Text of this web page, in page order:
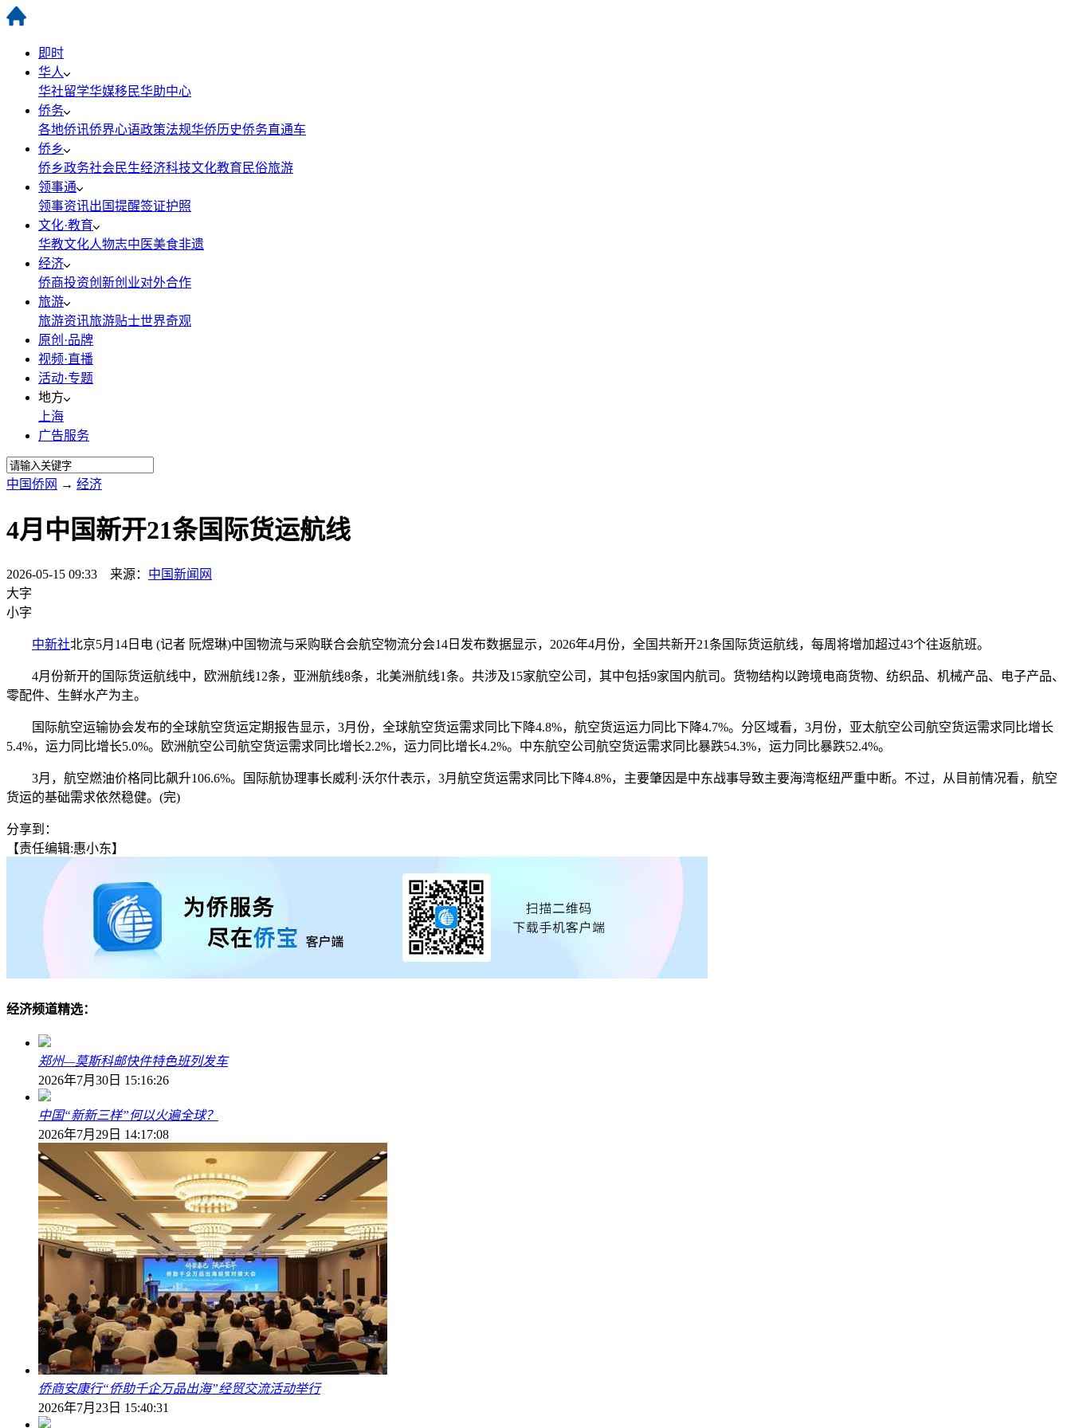
即时
华人
华社留学华媒移民华助中心
侨务
各地侨讯侨界心语政策法规华侨历史侨务直通车
侨乡
侨乡政务社会民生经济科技文化教育 民俗旅游
领事通
领事资讯出国提醒签证护照
文化·教育
华教文化人物志中医美食非遗
经济
侨商投资创新创业对外合作
旅游
旅游资讯旅游贴士世界奇观
原创·品牌
视频·直播
活动·专题
地方
上海
广告服务
中国侨网 → 经济
4月中国新开21条国际货运航线
2026-05-15 09:33 来源： 中国新闻网
大字
小字
中新社北京5月14日电 (记者 阮煜琳)中国物流与采购联合会航空物流分会14日发布数据显示，2026年4月份，全国共新开21条国际货运航线，每周将增加超过43个往返航班。
4月份新开的国际货运航线中，欧洲航线12条，亚洲航线8条，北美洲航线1条。共涉及15家航空公司，其中包括9家国内航司。货物结构以跨境电商货物、纺织品、机械产品、电子产品、
零配件、生鲜水产为主。
国际航空运输协会发布的全球航空货运定期报告显示，3月份，全球航空货运需求同比下降4.8%，航空货运运力同比下降4.7%。分区域看，3月份，亚太航空公司航空货运需求同比增长
5.4%，运力同比增长5.0%。欧洲航空公司航空货运需求同比增长2.2%，运力同比增长4.2%。中东航空公司航空货运需求同比暴跌54.3%，运力同比暴跌52.4%。
3月，航空燃油价格同比飙升106.6%。国际航协理事长威利·沃尔什表示，3月航空货运需求同比下降4.8%，主要肇因是中东战事导致主要海湾枢纽严重中断。不过，从目前情况看，航空
货运的基础需求依然稳健。(完)
分享到：
【责任编辑:惠小东】
经济频道精选：
郑州—莫斯科邮快件特色班列发车
2026年7月30日 15:16:26
中国“新新三样”何以火遍全球？
2026年7月29日 14:17:08
侨商安康行“侨助千企万品出海”经贸交流活动举行
2026年7月23日 15:40:31